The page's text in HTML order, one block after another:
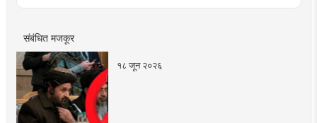
संबंधित मजकूर
१८ जून २०२६